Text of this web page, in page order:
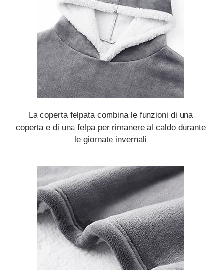
La coperta felpata combina le funzioni di una
coperta e di una felpa per rimanere al caldo durante
le giornate invernali